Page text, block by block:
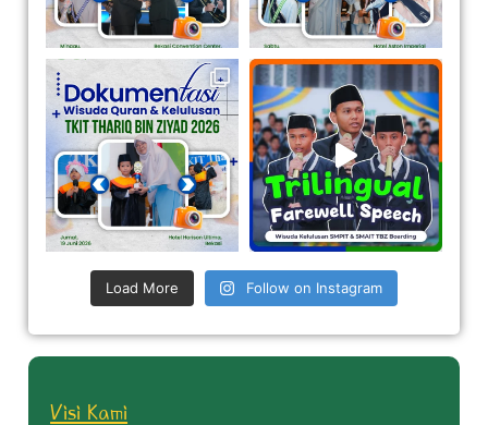
Load More Follow on Instagram
Visi Kami